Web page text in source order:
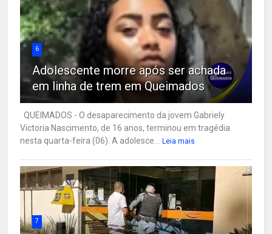
6
Adolescente morre após ser achada
em linha de trem em Queimados
QUEIMADOS - O desaparecimento da jovem Gabriely
Victoria Nascimento, de 16 anos, terminou em tragédia
nesta quarta-feira (06). A adolesce...
Leia mais
7